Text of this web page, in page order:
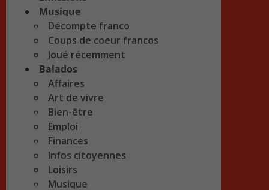
Musique
Décompte franco
Coups de coeur francos
Joué récemment
Balados
Affaires
Art de vivre
Bien-être
Emploi
Finances
Infos citoyennes
Loisirs
Musique